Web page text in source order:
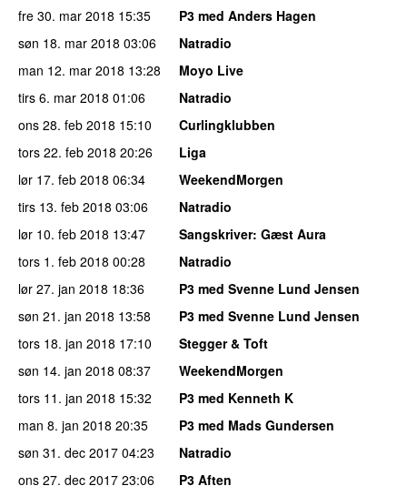
fre 30. mar 2018 15:35
P3 med Anders Hagen
søn 18. mar 2018 03:06
Natradio
man 12. mar 2018 13:28
Moyo Live
tirs 6. mar 2018 01:06
Natradio
ons 28. feb 2018 15:10
Curlingklubben
tors 22. feb 2018 20:26
Liga
lør 17. feb 2018 06:34
WeekendMorgen
tirs 13. feb 2018 03:06
Natradio
lør 10. feb 2018 13:47 Sangskriver: Gæst Aura
tors 1. feb 2018 00:28
Natradio
lør 27. jan 2018 18:36
P3 med Svenne Lund Jensen
søn 21. jan 2018 13:58
P3 med Svenne Lund Jensen
tors 18. jan 2018 17:10
Stegger & Toft
søn 14. jan 2018 08:37
WeekendMorgen
tors 11. jan 2018 15:32
P3 med Kenneth K
man 8. jan 2018 20:35
P3 med Mads Gundersen
søn 31. dec 2017 04:23
Natradio
ons 27. dec 2017 23:06
P3 Aften